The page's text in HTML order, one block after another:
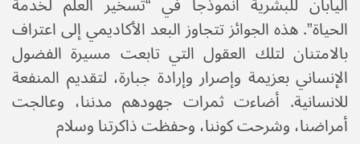
الحياة”. هذه الجوائز تتجاوز البعد الأكاديمي إلى اعتراف
بالامتنان لتلك العقول التي تابعت مسيرة الفضول
الإنساني بعزيمة وإصرار وإرادة جبارة، لتقديم المنفعة
للانسانية. أضاءت ثمرات جهودهم مدننا، وعالجت
أمراضنا، وشرحت كوننا، وحفظت ذاكرتنا وسلام